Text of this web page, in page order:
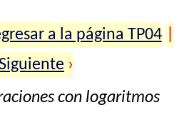
a la página TP04
Siguiente ›
con logaritmos